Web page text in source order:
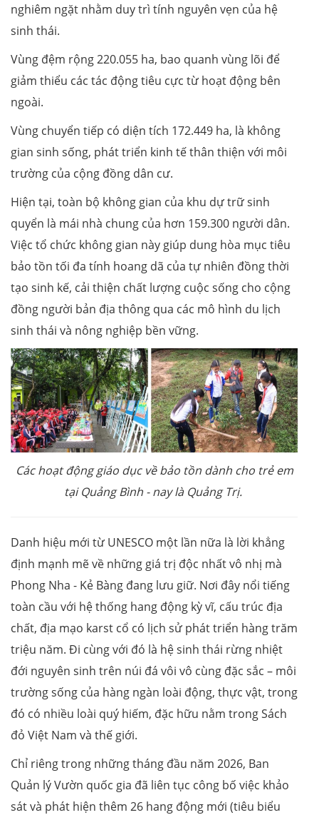
nghiêm ngặt nhằm duy trì tính nguyên vẹn của hệ
sinh thái.
Vùng đệm rộng 220.055 ha, bao quanh vùng lõi để
giảm thiểu các tác động tiêu cực từ hoạt động bên
ngoài.
Vùng chuyển tiếp có diện tích 172.449 ha, là không
gian sinh sống, phát triển kinh tế thân thiện với môi
trường của cộng đồng dân cư.
Hiện tại, toàn bộ không gian của khu dự trữ sinh
quyển là mái nhà chung của hơn 159.300 người dân.
Việc tổ chức không gian này giúp dung hòa mục tiêu
bảo tồn tối đa tính hoang dã của tự nhiên đồng thời
tạo sinh kế, cải thiện chất lượng cuộc sống cho cộng
đồng người bản địa thông qua các mô hình du lịch
sinh thái và nông nghiệp bền vững.
Các hoạt động giáo dục về bảo tồn dành cho trẻ em
tại Quảng Bình - nay là Quảng Trị.
Danh hiệu mới từ UNESCO một lần nữa là lời khẳng
định mạnh mẽ về những giá trị độc nhất vô nhị mà
Phong Nha - Kẻ Bàng đang lưu giữ. Nơi đây nổi tiếng
toàn cầu với hệ thống hang động kỳ vĩ, cấu trúc địa
chất, địa mạo karst cổ có lịch sử phát triển hàng trăm
triệu năm. Đi cùng với đó là hệ sinh thái rừng nhiệt
đới nguyên sinh trên núi đá vôi vô cùng đặc sắc – môi
trường sống của hàng ngàn loài động, thực vật, trong
đó có nhiều loài quý hiếm, đặc hữu nằm trong Sách
đỏ Việt Nam và thế giới.
Chỉ riêng trong những tháng đầu năm 2026, Ban
Quản lý Vườn quốc gia đã liên tục công bố việc khảo
sát và phát hiện thêm 26 hang động mới (tiêu biểu